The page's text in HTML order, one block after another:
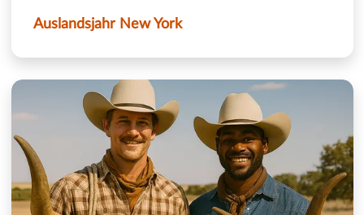
Auslandsjahr New York